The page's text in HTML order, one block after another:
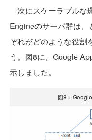
次にスケーラブルな
Engineのサーバ群は
ぞれがどのような役割
う。図8に、Google
示しました。
図8：